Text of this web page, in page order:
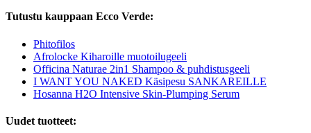
Tutustu kauppaan Ecco Verde:
Phitofilos
Afrolocke Kiharoille muotoilugeeli
Officina Naturae 2in1 Shampoo & puhdistusgeeli
I WANT YOU NAKED Käsipesu SANKAREILLE
Hosanna H2O Intensive Skin-Plumping Serum
Uudet tuotteet: